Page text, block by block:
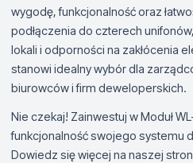
wygodę, funkcjonalność oraz
podłączenia do czterech
lokali i odporności na zakłócenia
stanowi idealny wybór dla
biurowców i firm deweloperskich.
Nie czekaj! Zainwestuj w Moduł
funkcjonalność swojego systemu
Dowiedz się więcej na naszej